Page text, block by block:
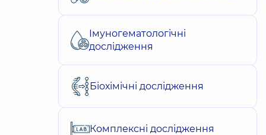
Імуногематологічні
дослідження
Біохімічні дослідження
Комплексні дослідження